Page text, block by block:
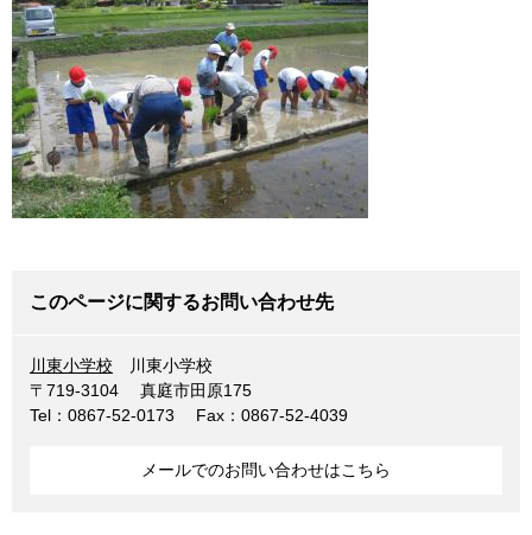
このページに関するお問い合わせ先
川東小学校
川東小学校
〒719-3104
真庭市田原175
Tel：0867-52-0173
Fax：0867-52-4039
メールでのお問い合わせはこちら